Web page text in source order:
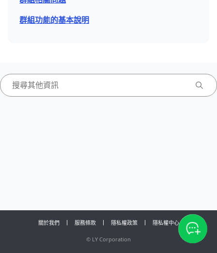
群組功能的基本說明
關於我們 服務條款 隱私權政策 隱私權中心
© LY Corporation